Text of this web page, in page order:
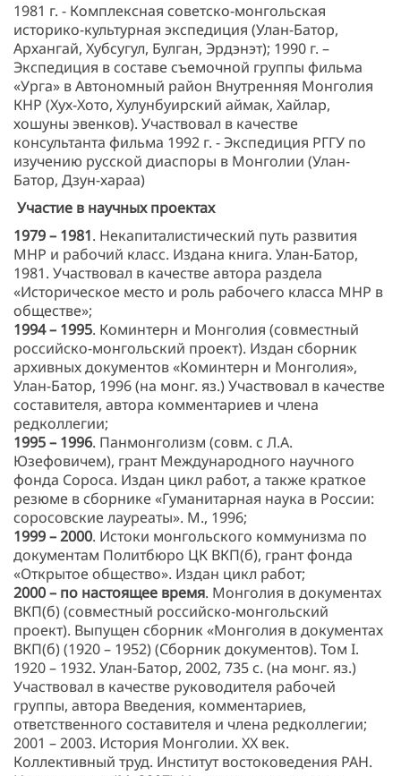
1981 г. - Комплексная советско-монгольская
историко-культурная экспедиция (Улан-Батор,
Архангай, Хубсугул, Булган, Эрдэнэт); 1990 г. –
Экспедиция в составе съемочной группы фильма
«Урга» в Автономный район Внутренняя Монголия
КНР (Хух-Хото, Хулунбуирский аймак, Хайлар,
хошуны эвенков). Участвовал в качестве
консультанта фильма 1992 г. - Экспедиция РГГУ по
изучению русской диаспоры в Монголии (Улан-
Батор, Дзун-хараа)
Участие в научных проектах
1979 – 1981. Некапиталистический путь развития
МНР и рабочий класс. Издана книга. Улан-Батор,
1981. Участвовал в качестве автора раздела
«Историческое место и роль рабочего класса МНР в
обществе»;
1994 – 1995. Коминтерн и Монголия (совместный
российско-монгольский проект). Издан сборник
архивных документов «Коминтерн и Монголия»,
Улан-Батор, 1996 (на монг. яз.) Участвовал в качестве
составителя, автора комментариев и члена
редколлегии;
1995 – 1996. Панмонголизм (совм. с Л.А.
Юзефовичем), грант Международного научного
фонда Сороса. Издан цикл работ, а также краткое
резюме в сборнике «Гуманитарная наука в России:
соросовские лауреаты». М., 1996;
1999 – 2000. Истоки монгольского коммунизма по
документам Политбюро ЦК ВКП(б), грант фонда
«Открытое общество». Издан цикл работ;
2000 – по настоящее время. Монголия в документах
ВКП(б) (совместный российско-монгольский
проект). Выпущен сборник «Монголия в документах
ВКП(б) (1920 – 1952) (Сборник документов). Том I.
1920 – 1932. Улан-Батор, 2002, 735 с. (на монг. яз.)
Участвовал в качестве руководителя рабочей
группы, автора Введения, комментариев,
ответственного составителя и члена редколлегии;
2001 – 2003. История Монголии. ХХ век.
Коллективный труд. Институт востоковедения РАН.